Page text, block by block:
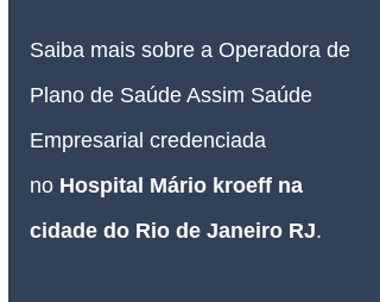
Saiba mais sobre a Operadora de
Plano de Saúde Assim Saúde
Empresarial credenciada
no Hospital Mário kroeff na
cidade do Rio de Janeiro RJ.